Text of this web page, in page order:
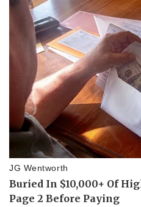
Thể thao
Bóng đá
Lịch thi đấu bóng đá
Thế giới thể thao
eSports
Hậu trường